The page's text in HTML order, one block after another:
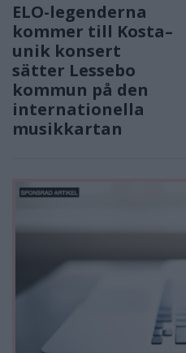
ELO-legenderna
kommer till Kosta–
unik konsert
sätter Lessebo
kommun på den
internationella
musikkartan